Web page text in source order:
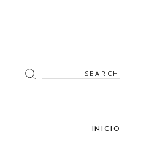
Search
for:
INICIO